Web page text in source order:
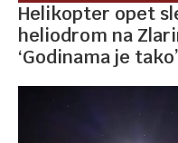
Helikopter opet
heliodrom na
‘Godinama je tako’